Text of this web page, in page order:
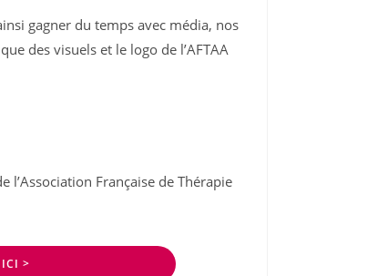
gagner du temps avec média, nos
des visuels et le logo de l’AFTAA
l’Association Française de Thérapie
>